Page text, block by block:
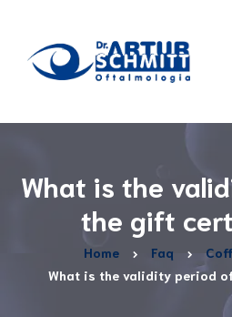
What is the
the gift
Home Faq
What is the validity period